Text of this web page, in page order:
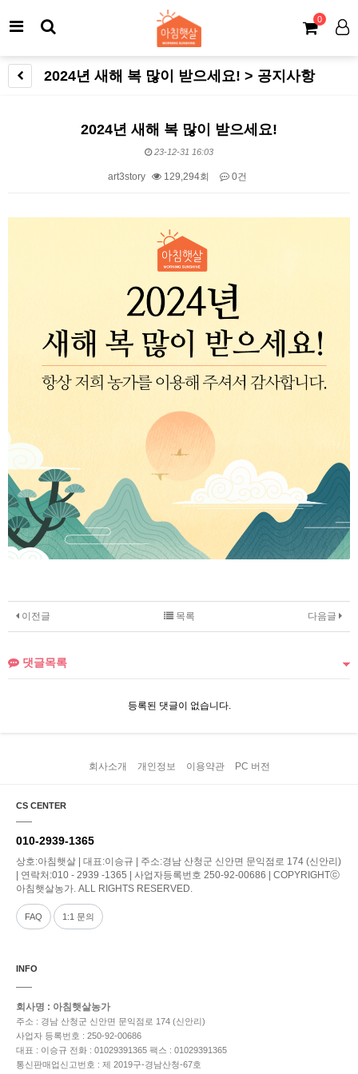
0
2024년 새해 복 많이 받으세요! > 공지사항
2024년 새해 복 많이 받으세요!
23-12-31 16:03
art3story 129,294회 0건
본문
이전글 다음글
목록
댓글목록
등록된 댓글이 없습니다.
회사소개 개인정보 이용약관 PC 버전
CS CENTER
010-2939-1365
상호:아침햇살 | 대표:이승규 | 주소:경남 산청군 신안면 문익점로 174 (신안리)
| 연락처:010 - 2939 -1365 | 사업자등록번호 250-92-00686 | COPYRIGHTⓒ
아침햇살농가. ALL RIGHTS RESERVED.
FAQ 1:1 문의
INFO
회사명 : 아침햇살농가
주소 : 경남 산청군 신안면 문익점로 174 (신안리)
사업자 등록번호 : 250-92-00686
대표 : 이승규 전화 : 01029391365 팩스 : 01029391365
통신판매업신고번호 : 제 2019구-경남산청-67호